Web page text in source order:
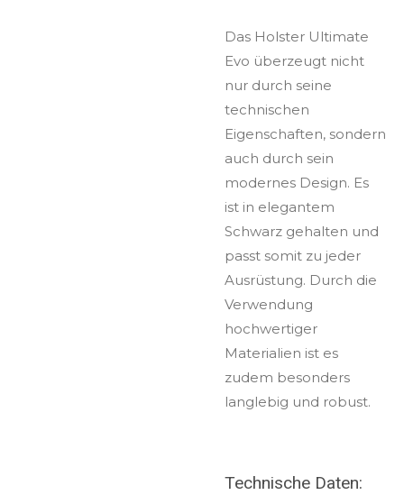
Das Holster Ultimate
Evo überzeugt nicht
nur durch seine
technischen
Eigenschaften, sondern
auch durch sein
modernes Design. Es
ist in elegantem
Schwarz gehalten und
passt somit zu jeder
Ausrüstung. Durch die
Verwendung
hochwertiger
Materialien ist es
zudem besonders
langlebig und robust.
Technische Daten: